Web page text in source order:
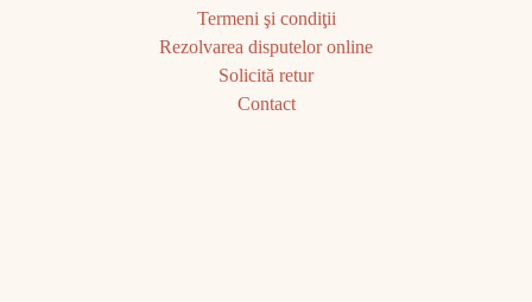
Termeni şi condiţii
Rezolvarea disputelor online
Solicită retur
Contact